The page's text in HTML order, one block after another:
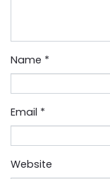
Name *
Email *
Website